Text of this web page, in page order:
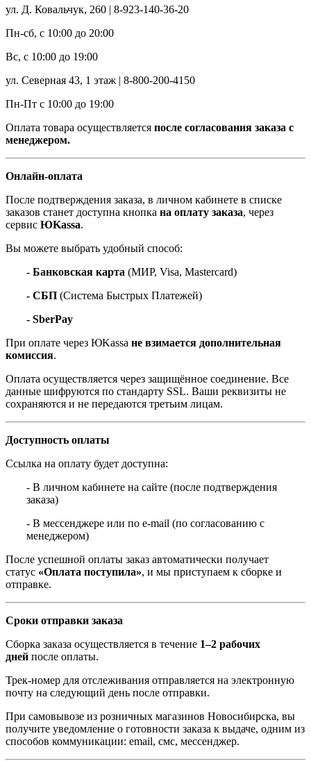
ул. Д. Ковальчук, 260 | 8-923-140-36-20
Пн-сб, с 10:00 до 20:00
Вс, с 10:00 до 19:00
ул. Северная 43, 1 этаж | 8-800-200-4150
Пн-Пт с 10:00 до 19:00
Оплата товара осуществляется после согласования заказа с
менеджером.
Онлайн-оплата
После подтверждения заказа, в личном кабинете в списке
заказов станет доступна кнопка на оплату заказа, через
сервис ЮKassa.
Вы можете выбрать удобный способ:
- Банковская карта (МИР, Visa, Mastercard)
- СБП (Система Быстрых Платежей)
- SberPay
При оплате через ЮKassa не взимается дополнительная
комиссия.
Оплата осуществляется через защищённое соединение. Все
данные шифруются по стандарту SSL. Ваши реквизиты не
сохраняются и не передаются третьим лицам.
Доступность оплаты
Ссылка на оплату будет доступна:
- В личном кабинете на сайте (после подтверждения
заказа)
- В мессенджере или по e-mail (по согласованию с
менеджером)
После успешной оплаты заказ автоматически получает
статус «Оплата поступила», и мы приступаем к сборке и
отправке.
Сроки отправки заказа
Сборка заказа осуществляется в течение 1–2 рабочих
дней после оплаты.
Трек-номер для отслеживания отправляется на электронную
почту на следующий день после отправки.
При самовывозе из розничных магазинов Новосибирска, вы
получите уведомление о готовности заказа к выдаче, одним из
способов коммуникации: email, смс, мессенджер.